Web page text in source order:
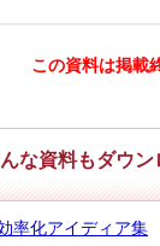
この資料は掲載
な資料もダウ
率化アイディア集